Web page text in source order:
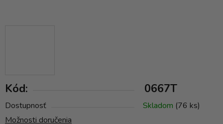
Kód: 0667T
Dostupnosť Skladom (76 ks)
Možnosti doručenia